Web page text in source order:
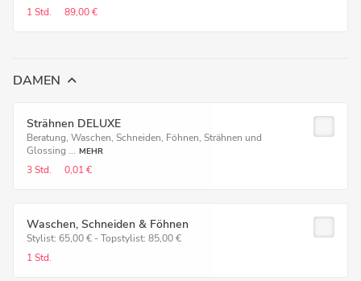
1 Std. 89,00 €
DAMEN
Strähnen DELUXE
Beratung, Waschen, Schneiden, Föhnen, Strähnen und
Glossing ... MEHR
3 Std. 0,01 €
Waschen, Schneiden & Föhnen
Stylist: 65,00 € - Topstylist: 85,00 €
1 Std.